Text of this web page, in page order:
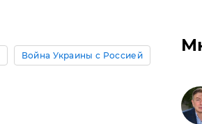
Война Украины с Россией